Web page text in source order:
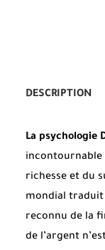
DESCRIPTION
La psychologie
richesse et du
mondial traduit
reconnu de la
de l’argent